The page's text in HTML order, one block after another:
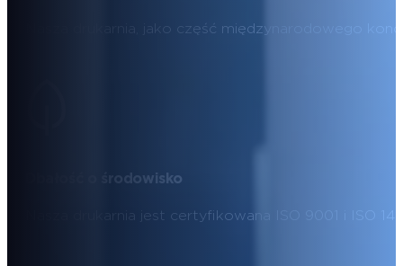
Nasza drukarnia, jako część międzynarodowego
Dbałość o środowisko
Nasza drukarnia jest certyfikowana ISO 9001 i ISO